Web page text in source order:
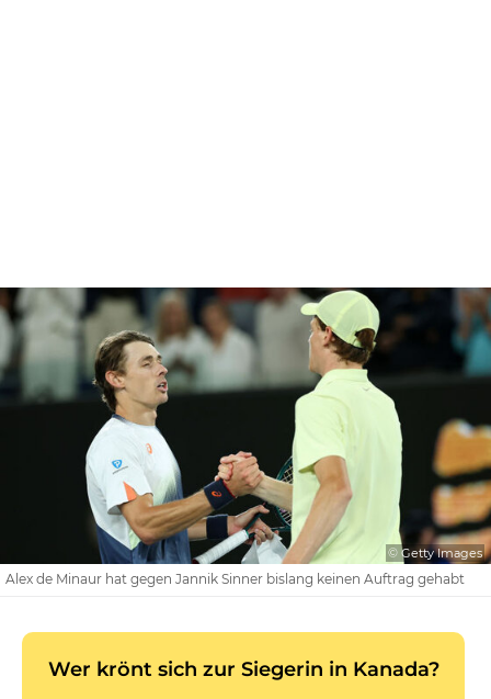
© Getty Images
Alex de Minaur hat gegen Jannik Sinner bislang keinen Auftrag gehabt